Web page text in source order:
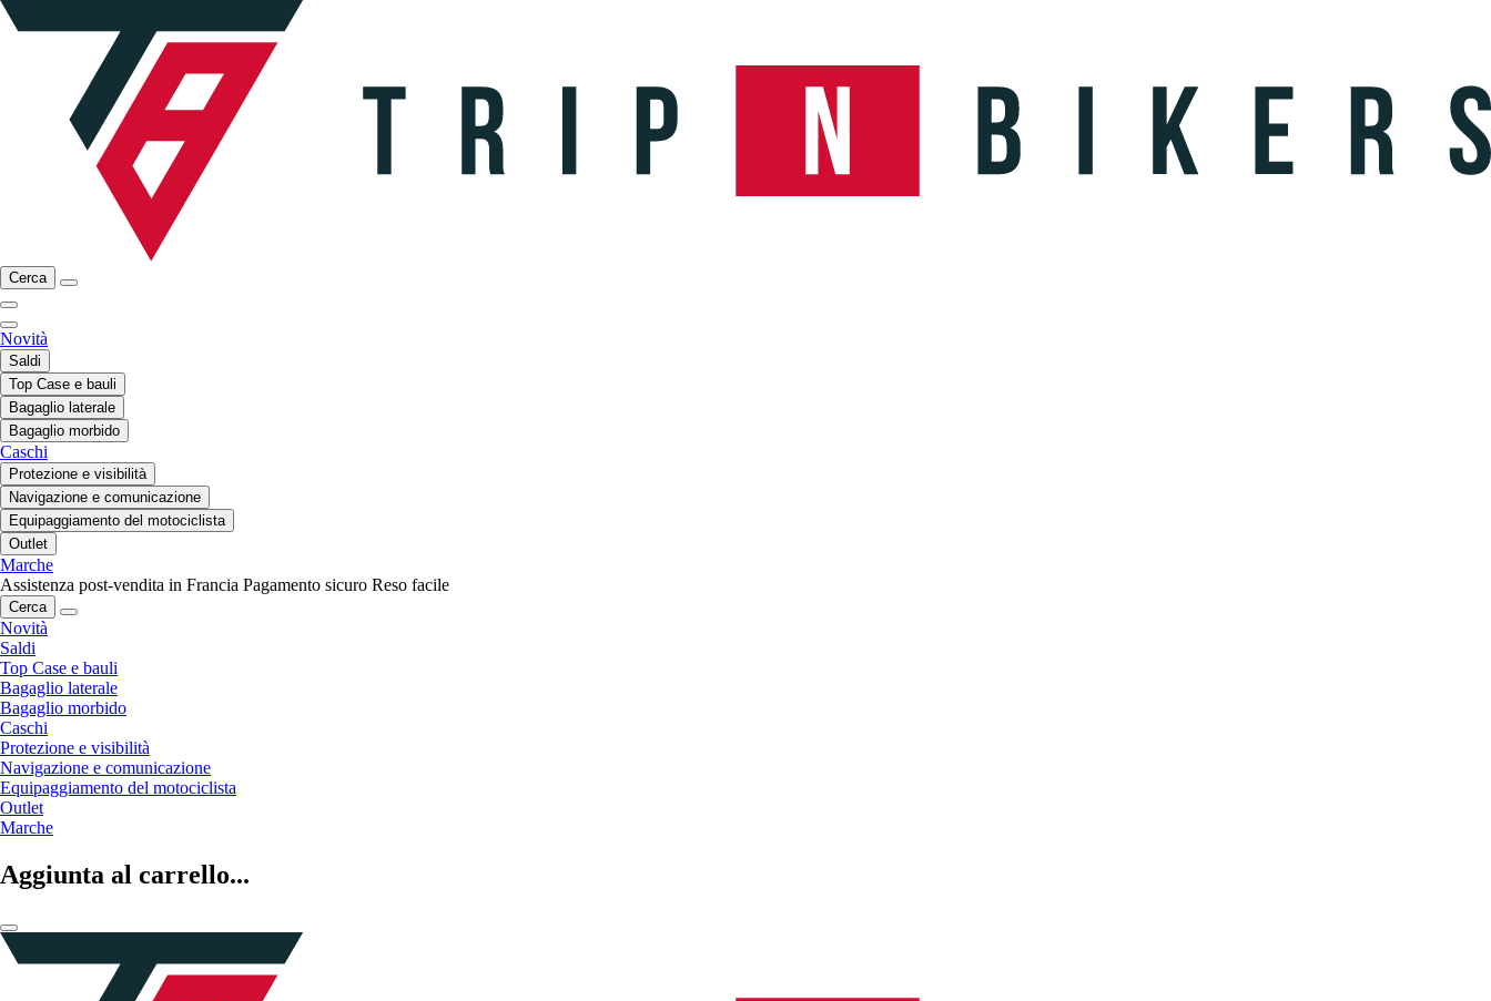
Cerca
Novità
Saldi
Top Case e bauli
Bagaglio laterale
Bagaglio morbido
Caschi
Protezione e visibilità
Navigazione e comunicazione
Equipaggiamento del motociclista
Outlet
Marche
Assistenza post-vendita in Francia Pagamento sicuro Reso facile
Cerca
Novità
Saldi
Top Case e bauli
Bagaglio laterale
Bagaglio morbido
Caschi
Protezione e visibilità
Navigazione e comunicazione
Equipaggiamento del motociclista
Outlet
Marche
Aggiunta al carrello...